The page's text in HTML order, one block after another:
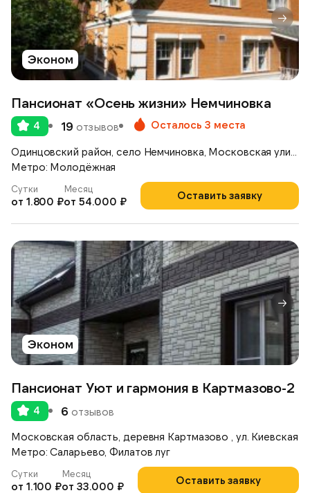
Эконом
Пансионат «Осень жизни» Немчиновка
4 19 отзывов Осталось 3 места
Метро: Молодёжная
Оставить заявку
Сутки
от 1.800 ₽
Месяц
от 54.000 ₽
Эконом
Пансионат Уют и гармония в Картмазово-2
4 6 отзывов
Московская область, деревня Картмазово , ул. Киевская
Метро: Саларьево, Филатов луг
Оставить заявку
Сутки
от 1.100 ₽
Месяц
от 33.000 ₽